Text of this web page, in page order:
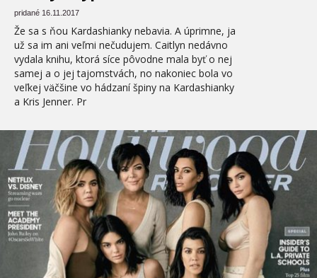
pridané 16.11.2017
Že sa s ňou Kardashianky nebavia. A úprimne, ja
už sa im ani veľmi nečudujem. Caitlyn nedávno
vydala knihu, ktorá síce pôvodne mala byť o nej
samej a o jej tajomstvách, no nakoniec bola vo
veľkej väčšine vo hádzaní špiny na Kardashianky
a Kris Jenner. Pr